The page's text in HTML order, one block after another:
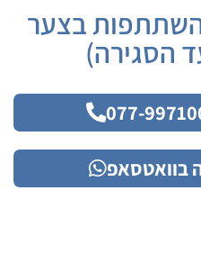
בצער
הסגירה)
בוואטסאפ